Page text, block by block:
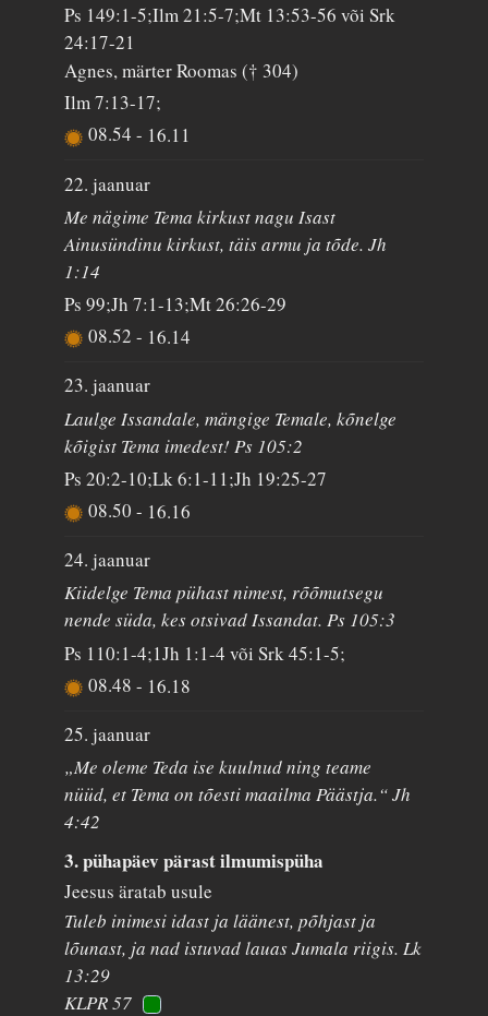
Ps 149:1-5;Ilm 21:5-7;Mt 13:53-56 või Srk
24:17-21
Agnes, märter Roomas († 304)
Ilm 7:13-17;
08.54- 16.11
22. jaanuar
Me nägime Tema kirkust nagu Isast
Ainusündinu kirkust, täis armu ja tõde. Jh
1:14
Ps 99;Jh 7:1-13;Mt 26:26-29
08.52- 16.14
23. jaanuar
Laulge Issandale, mängige Temale, kõnelge
kõigist Tema imedest! Ps 105:2
Ps 20:2-10;Lk 6:1-11;Jh 19:25-27
08.50- 16.16
24. jaanuar
Kiidelge Tema pühast nimest, rõõmutsegu
nende süda, kes otsivad Issandat. Ps 105:3
Ps 110:1-4;1Jh 1:1-4 või Srk 45:1-5;
08.48- 16.18
25. jaanuar
„Me oleme Teda ise kuulnud ning teame
nüüd, et Tema on tõesti maailma Päästja.“ Jh
4:42
3. pühapäev pärast ilmumispüha
Jeesus äratab usule
Tuleb inimesi idast ja läänest, põhjast ja
lõunast, ja nad istuvad lauas Jumala riigis. Lk
13:29
KLPR 57